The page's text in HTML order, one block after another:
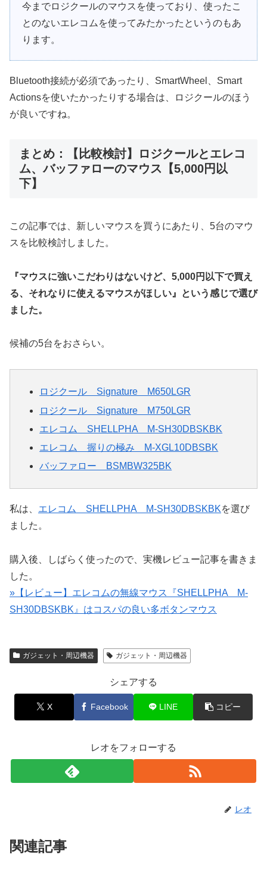
今までロジクールのマウスを使っており、使ったこ
とのないエレコムを使ってみたかったというのもあ
ります。
Bluetooth接続が必須であったり、SmartWheel、Smart
Actionsを使いたかったりする場合は、ロジクールのほう
が良いですね。
まとめ：【比較検討】ロジクールとエレコ
ム、バッファローのマウス【5,000円以
下】
この記事では、新しいマウスを買うにあたり、5台のマウ
スを比較検討しました。
『マウスに強いこだわりはないけど、5,000円以下で買え
る、それなりに使えるマウスがほしい』という感じで選び
ました。
候補の5台をおさらい。
ロジクール Signature M650LGR
ロジクール Signature M750LGR
エレコム SHELLPHA M-SH30DBSKBK
エレコム 握りの極み M-XGL10DBSBK
バッファロー BSMBW325BK
私は、 エレコム SHELLPHA M-SH30DBSKBKを選び
ました。
購入後、しばらく使ったので、実機レビュー記事を書きま
した。
»【レビュー】エレコムの無線マウス『SHELLPHA M-
SH30DBSKBK』はコスパの良い多ボタンマウス
ガジェット・周辺機器 ガジェット・周辺機器
シェアする
X Facebook LINE コピー
レオをフォローする
レオ
関連記事